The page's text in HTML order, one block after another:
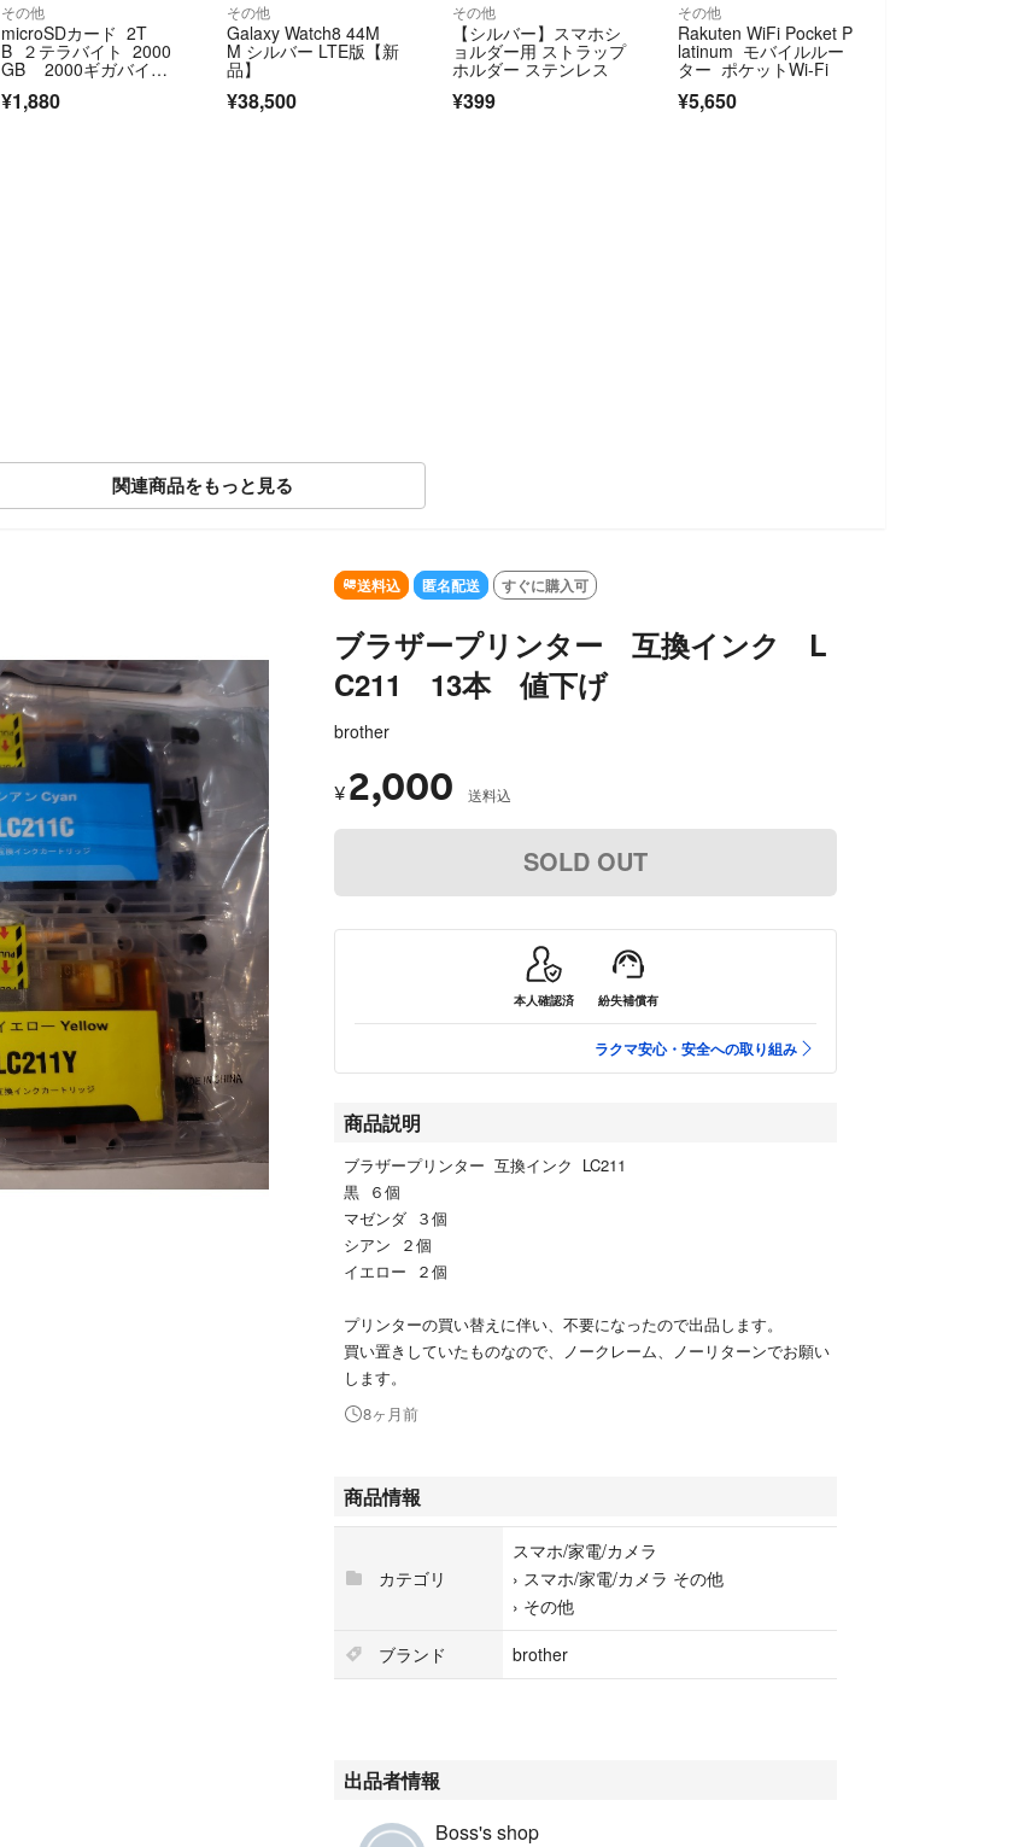
その他
microSDカード 2T
B ２テラバイト 2000
GB 2000ギガバイ
ード メモリーカード
¥1,880
その他
Galaxy Watch8 44M
M シルバー LTE版【新
品】
¥38,500
その他
【シルバー】スマホシ
ョルダー用 ストラップ
ホルダー ステンレス
¥399
その他
Rakuten WiFi Pocket P
latinum モバイルルー
ター ポケットWi-Fi
¥5,650
関連商品をもっと見る
送料込 匿名配送 すぐに購入可
ブラザープリンター 互換インク L
C211 13本 値下げ
brother
¥ 2,000 送料込
SOLD OUT
本人確認済 紛失補償有
ラクマ安心・安全への取り組み
商品説明
ブラザープリンター 互換インク LC211
黒 ６個
マゼンダ ３個
シアン ２個
イエロー ２個
プリンターの買い替えに伴い、不要になったので出品します。
買い置きしていたものなので、ノークレーム、ノーリターンでお願い
します。
8ヶ月前
商品情報
カテゴリ
スマホ/家電/カメラ
› スマホ/家電/カメラ その他
› その他
ブランド
brother
出品者情報
Boss's shop